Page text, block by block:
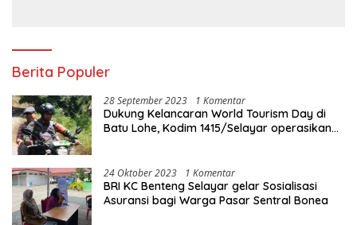
Berita Populer
28 September 2023 1 Komentar
Dukung Kelancaran World Tourism Day di
Batu Lohe, Kodim 1415/Selayar operasikan
24 Oktober 2023 1 Komentar
BRI KC Benteng Selayar gelar Sosialisasi
Asuransi bagi Warga Pasar Sentral Bonea